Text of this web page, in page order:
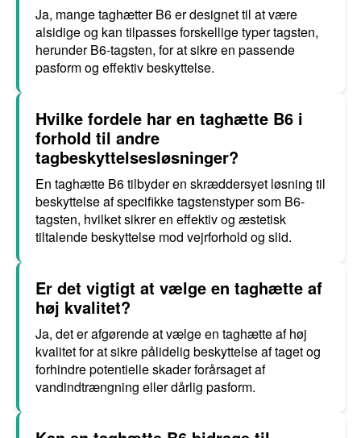
Ja, mange taghætter B6 er designet til at være
alsidige og kan tilpasses forskellige typer tagsten,
herunder B6-tagsten, for at sikre en passende
pasform og effektiv beskyttelse.
Hvilke fordele har en taghætte B6 i
forhold til andre
tagbeskyttelsesløsninger?
En taghætte B6 tilbyder en skræddersyet løsning til
beskyttelse af specifikke tagstenstyper som B6-
tagsten, hvilket sikrer en effektiv og æstetisk
tiltalende beskyttelse mod vejrforhold og slid.
Er det vigtigt at vælge en taghætte af
høj kvalitet?
Ja, det er afgørende at vælge en taghætte af høj
kvalitet for at sikre pålidelig beskyttelse af taget og
forhindre potentielle skader forårsaget af
vandindtrængning eller dårlig pasform.